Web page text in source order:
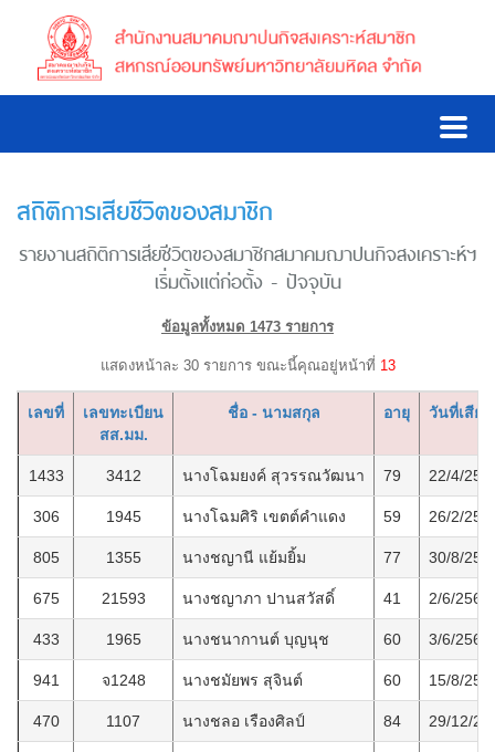
สถิติการเสียชีวิตของสมาชิก
รายงานสถิติการเสียชีวิตของสมาชิกสมาคมฌาปนกิจสงเคราะห์ฯ
เริ่มตั้งแต่ก่อตั้ง - ปัจจุบัน
ข้อมูลทั้งหมด 1473 รายการ
แสดงหน้าละ 30 รายการ ขณะนี้คุณอยู่หน้าที่ 13
เลขที่
เลขทะเบียน
สส.มม.
ชื่อ - นามสกุล อายุ วันที่เสีย
1433 3412 นางโฉมยงค์ สุวรรณวัฒนา 79 22/4/
306 1945 นางโฉมศิริ เขตต์คำแดง 59 26/2/
805 1355 นางชญานี แย้มยิ้ม 77 30/8/
675 21593 นางชญาภา ปานสวัสดิ์ 41 2/6/2563
433 1965 นางชนากานต์ บุญนุช 60 3/6/2560
941 จ1248 นางชมัยพร สุจินต์ 60 15/8/
470 1107 นางชลอ เรืองศิลป์ 84 29/12/